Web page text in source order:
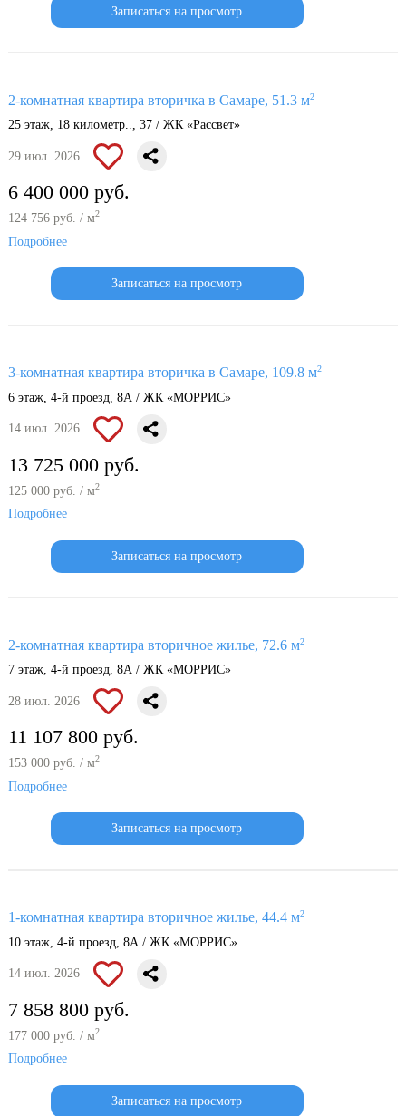
Записаться на просмотр
2-комнатная квартира вторичка в Самаре, 51.3 м2
25 этаж, 18 километр.., 37 / ЖК «Рассвет»
29 июл. 2026
6 400 000 руб.
124 756 руб. / м2
Подробнее
Записаться на просмотр
3-комнатная квартира вторичка в Самаре, 109.8 м2
6 этаж, 4-й проезд, 8А / ЖК «МОРРИС»
14 июл. 2026
13 725 000 руб.
125 000 руб. / м2
Подробнее
Записаться на просмотр
2-комнатная квартира вторичное жилье, 72.6 м2
7 этаж, 4-й проезд, 8А / ЖК «МОРРИС»
28 июл. 2026
11 107 800 руб.
153 000 руб. / м2
Подробнее
Записаться на просмотр
1-комнатная квартира вторичное жилье, 44.4 м2
10 этаж, 4-й проезд, 8А / ЖК «МОРРИС»
14 июл. 2026
7 858 800 руб.
177 000 руб. / м2
Подробнее
Записаться на просмотр